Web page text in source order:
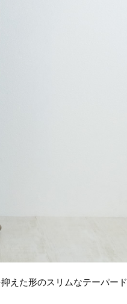
えた形のスリムなテーパード